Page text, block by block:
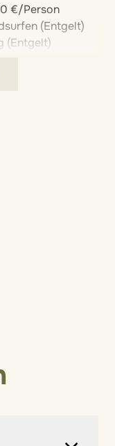
€/Person
(Entgelt)
(Entgelt)